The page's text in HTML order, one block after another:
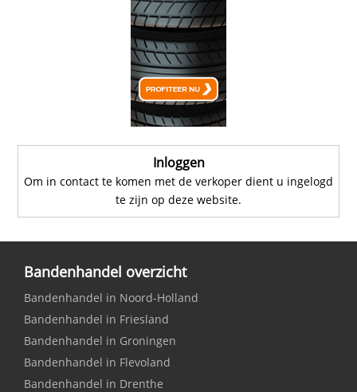
Inloggen
Om in contact te komen met de verkoper dient u ingelogd
te zijn op deze website.
Bandenhandel overzicht
Bandenhandel in Noord-Holland
Bandenhandel in Friesland
Bandenhandel in Groningen
Bandenhandel in Flevoland
Bandenhandel in Drenthe